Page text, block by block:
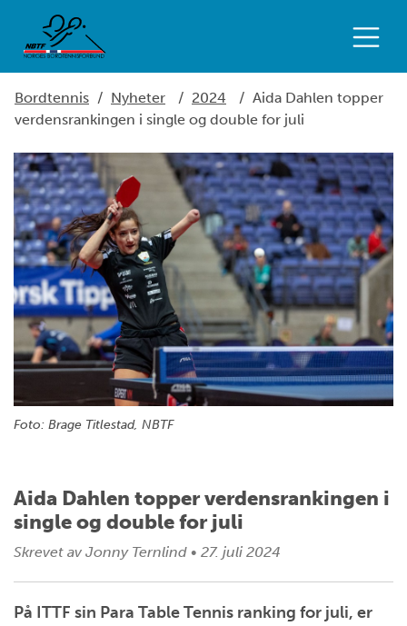
Bordtennis / Nyheter / 2024 / Aida Dahlen topper
verdensrankingen i single og double for juli
Foto: Brage Titlestad, NBTF
Aida Dahlen topper verdensrankingen i
single og double for juli
Skrevet av Jonny Ternlind • 27. juli 2024
På ITTF sin Para Table Tennis ranking for juli, er